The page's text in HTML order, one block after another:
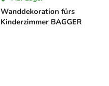
Wanddekoration fürs
Kinderzimmer BAGGER